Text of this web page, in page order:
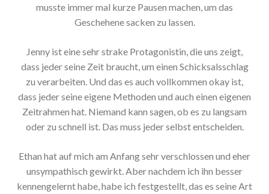
musste immer mal kurze Pausen machen, um das
Geschehene sacken zu lassen.
Jenny ist eine sehr strake Protagonistin, die uns zeigt,
dass jeder seine Zeit braucht, um einen Schicksalsschlag
zu verarbeiten. Und das es auch vollkommen okay ist,
dass jeder seine eigene Methoden und auch einen eigenen
Zeitrahmen hat. Niemand kann sagen, ob es zu langsam
oder zu schnell ist. Das muss jeder selbst entscheiden.
Ethan hat auf mich am Anfang sehr verschlossen und eher
unsympathisch gewirkt. Aber nachdem ich ihn besser
kennengelernt habe, habe ich festgestellt, das es seine Art